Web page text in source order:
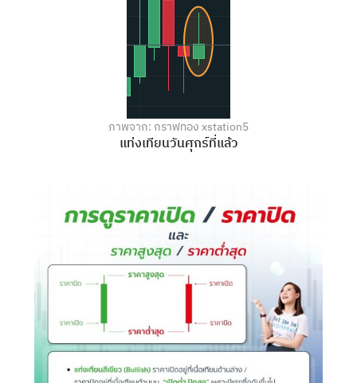
ภาพจาก: กราฟทอง xstation5
แท่งเทียนวันศุกร์ที่แล้ว